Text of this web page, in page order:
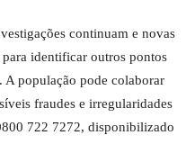
continuam e novas
identificar outros pontos
A população pode colaborar
fraudes e irregularidades
722 7272, disponibilizado